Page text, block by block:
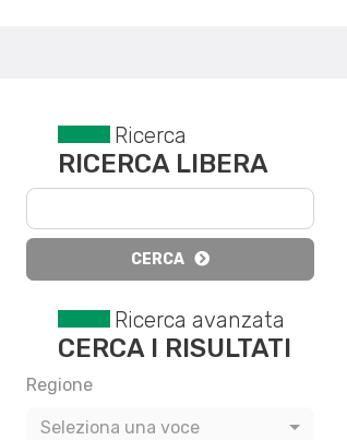
Ricerca
RICERCA LIBERA
CERCA
Ricerca avanzata
CERCA I RISULTATI
Regione
Seleziona una voce